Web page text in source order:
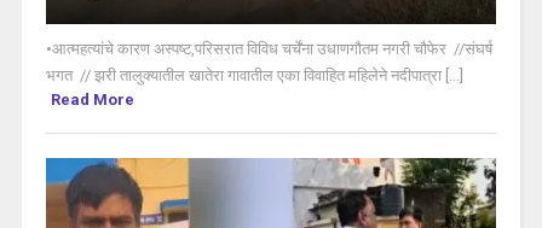
•आत्महत्यांचे कारण अस्पष्ट,परिसरात विविध चर्चेंना उधाणगौतम नगरी चौफेर //संघर्ष
भगत // झरी तालुक्यातील खातेरा गावातील एका विवाहित महिलेने नदीपात्रा [...]
Read More